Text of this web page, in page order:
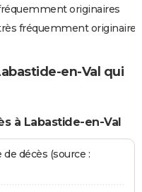
originaires
fréquemment originaires
en-Val qui
à Labastide-en-Val
décès (source :